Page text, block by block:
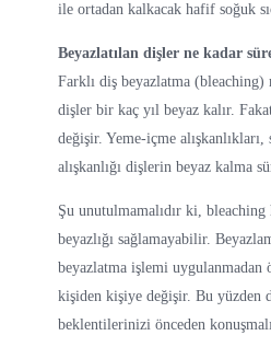
ile ortadan kalkacak hafif soğuk
Beyazlatılan dişler ne kadar
Farklı diş beyazlatma (bleaching)
dişler bir kaç yıl beyaz kalır.
değişir. Yeme-içme alışkanlıkları,
alışkanlığı dişlerin beyaz kalma
Şu unutulmamalıdır ki,
beyazlığı sağlamayabilir.
beyazlatma işlemi uygulanmadan
kişiden kişiye değişir. Bu yüzden
beklentilerinizi önceden